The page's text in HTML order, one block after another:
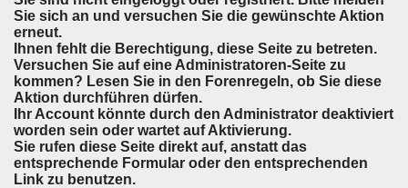
Sie sich an und versuchen Sie die gewünschte Aktion
erneut.
Ihnen fehlt die Berechtigung, diese Seite zu betreten.
Versuchen Sie auf eine Administratoren-Seite zu
kommen? Lesen Sie in den Forenregeln, ob Sie diese
Aktion durchführen dürfen.
Ihr Account könnte durch den Administrator deaktiviert
worden sein oder wartet auf Aktivierung.
Sie rufen diese Seite direkt auf, anstatt das
entsprechende Formular oder den entsprechenden
Link zu benutzen.